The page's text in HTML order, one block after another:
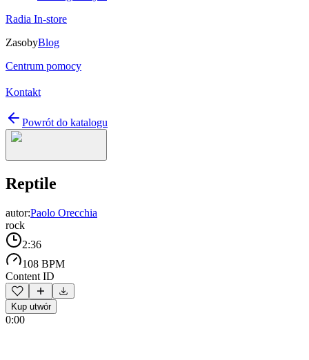
Radia In-store
ZasobyBlog
Centrum pomocy
Kontakt
Powrót do katalogu
Reptile
autor:Paolo Orecchia
rock
2:36
108 BPM
Content ID
Kup utwór
0:00